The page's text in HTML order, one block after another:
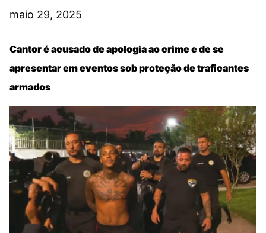
maio 29, 2025
Cantor é acusado de apologia ao crime e de se
apresentar em eventos sob proteção de traficantes
armados